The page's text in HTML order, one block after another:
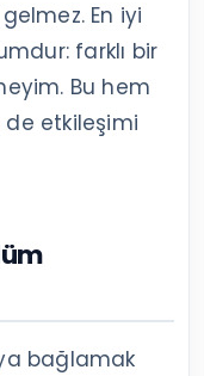
En iyi
farklı bir
Bu hem
etkileşimi
bağlamak